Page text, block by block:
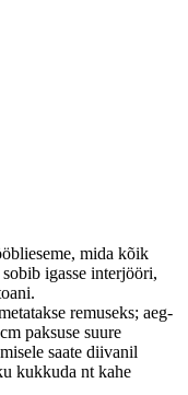
mida kõik
igasse interjööri,
remuseks; aeg-
paksuse suure
saate diivanil
kukkuda nt kahe